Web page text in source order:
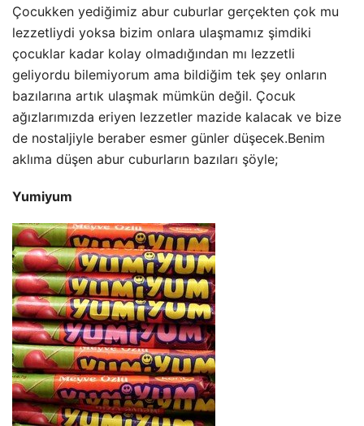
Çocukken yediğimiz abur cuburlar gerçekten çok mu
lezzetliydi yoksa bizim onlara ulaşmamız şimdiki
çocuklar kadar kolay olmadığından mı lezzetli
geliyordu bilemiyorum ama bildiğim tek şey onların
bazılarına artık ulaşmak mümkün değil. Çocuk
ağızlarımızda eriyen lezzetler mazide kalacak ve bize
de nostaljiyle beraber esmer günler düşecek.Benim
aklıma düşen abur cuburların bazıları şöyle;
Yumiyum